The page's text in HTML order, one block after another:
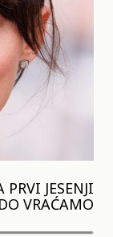
JESENJI
VRAĆAMO